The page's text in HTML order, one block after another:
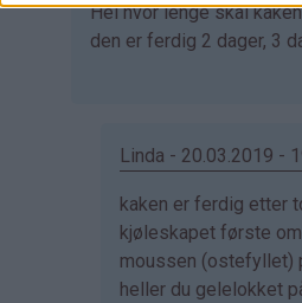
Som
svar
Hei hvor lenge skal
den er ferdig 2 dager, 3
Linda - 20.03.2019 -
Som
svar
på
av
kaken er ferdig etter
kjøleskapet første
moussen (ostefyllet)
heller du gelelokket